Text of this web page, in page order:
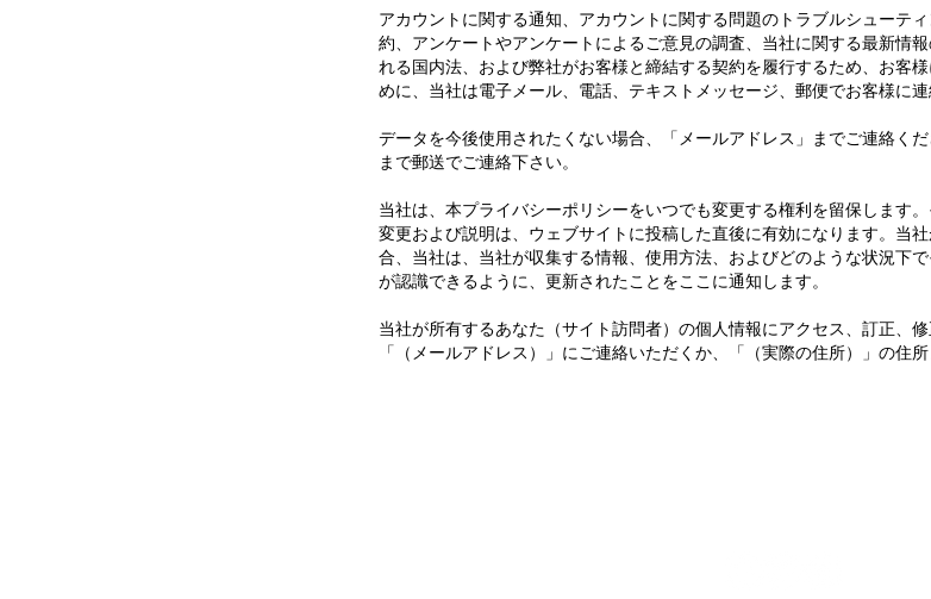
アカウントに関する通知、アカウントに関する問題のトラブルシューテ
約、アンケートやアンケートによるご意見の調査、当社に関する最新情
れる国内法、および弊社がお客様と締結する契約を履行するため、お客
めに、当社は電子メール、電話、テキストメッセージ、郵便でお客様に連
データを今後使用されたくない場合、「メールアドレス」までご連絡く
まで郵送でご連絡下さい。
当社は、本プライバシーポリシーをいつでも変更する権利を留保します
変更および説明は、ウェブサイトに投稿した直後に有効になります。当
合、当社は、当社が収集する情報、使用方法、およびどのような状況下
が認識できるように、更新されたことをここに通知します。
当社が所有するあなた（サイト訪問者）の個人情報にアクセス、訂正、
「（メールアドレス）」にご連絡いただくか、「（実際の住所）」の住